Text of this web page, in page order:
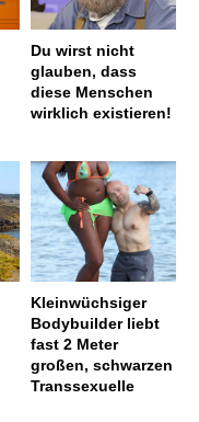
Du wirst nicht
glauben, dass
diese Menschen
wirklich existieren!
Kleinwüchsiger
Bodybuilder liebt
fast 2 Meter
großen, schwarzen
Transsexuelle